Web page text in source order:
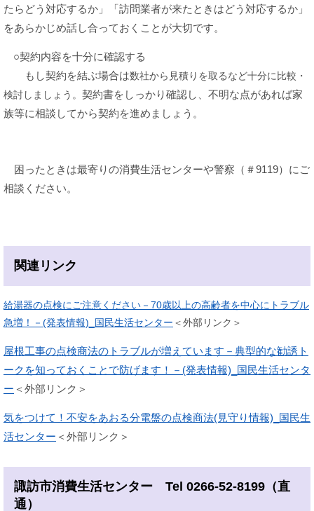
たらどう対応するか」「訪問業者が来たときはどう対応するか」
をあらかじめ話し合っておくことが大切です。​
○契約内容を十分に確認する
もし契約を結ぶ場合は数社から見積りを取るなど十分に比較・
検討しましょう。​ 契約書をしっかり確認し、不明な点があれば家
族等に相談してから契約を進めましょう。
困ったときは最寄りの消費生活センターや警察（＃9119）にご
相談ください。
関連リンク
給湯器の点検にご注意ください－70歳以上の高齢者を中心にトラブル
急増！－(発表情報)_国民生活センター ＜外部リンク＞
屋根工事の点検商法のトラブルが増えています－典型的な勧誘ト
ークを知っておくことで防げます！－(発表情報)_国民生活センタ
ー ＜外部リンク＞
気をつけて！不安をあおる分電盤の点検商法(見守り情報)_国民生
活センター ＜外部リンク＞
諏訪市消費生活センター Tel 0266-52-8199（直
通）